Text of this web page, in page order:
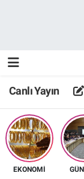
Canlı Yayın
EKONOMİ
TV 5